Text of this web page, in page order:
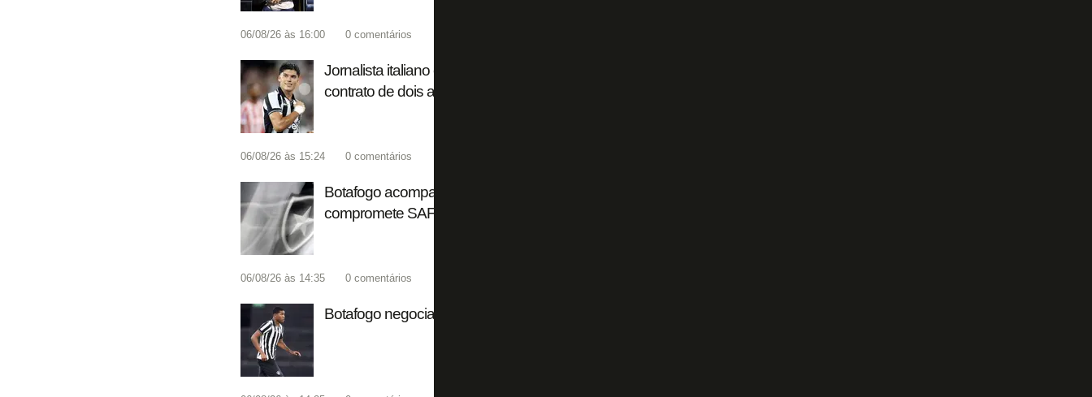
06/08/26 às 16:00 0 comentários
Jornalista italiano crava ida de Joaquín Correa, do Botafogo, para o Estudiantes com
contrato de dois anos
06/08/26 às 15:24 0 comentários
Botafogo acompanha situação e diz que ação contra GDA Luma nos EUA não
compromete SAF
06/08/26 às 14:35 0 comentários
Botafogo negocia zagueiro Danillo com o futebol português